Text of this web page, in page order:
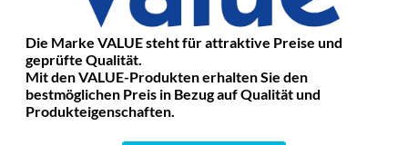
Die Marke VALUE steht für attraktive Preise und
geprüfte Qualität.
Mit den VALUE-Produkten erhalten Sie den
bestmöglichen Preis in Bezug auf Qualität und
Produkteigenschaften.